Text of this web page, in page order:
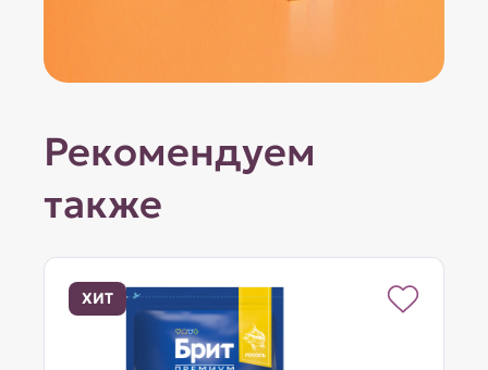
Рекомендуем
также
ХИТ